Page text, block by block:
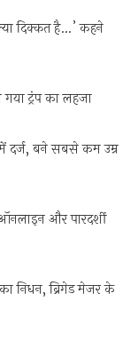
दिक्कत है…’ कहने
ट्रंप का लहजा
दर्ज, बने सबसे कम उम्र
और पारदर्शी
निधन, ब्रिगेड मेजर के